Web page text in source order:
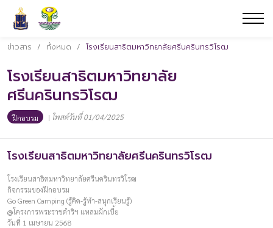
ข่าวสาร / ทั้งหมด / โรงเรียนสาธิตมหาวิทยาลัยศรีนครินทรวิโรฒ
โรงเรียนสาธิตมหาวิทยาลัย
ศรีนครินทรวิโรฒ
ฝึกอบรม | โพสต์วันที่ 01/04/2025
โรงเรียนสาธิตมหาวิทยาลัยศรีนครินทรวิโรฒ
โรงเรียนสาธิตมหาวิทยาลัยศรีนครินทรวิโรฒ
กิจกรรมของฝึกอบรม
Go Green Camping (รู้คิด-รู้ทำ-สนุกเรียนรู้)
@โครงการพระราชดำริฯ แหลมผักเบี้ย
วันที่ 1 เมษายน 2568